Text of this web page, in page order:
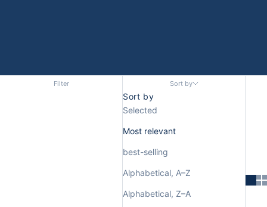
Filter Sort by
Sort by
Selected
Most relevant
best-selling
Alphabetical, A–Z
Alphabetical, Z–A